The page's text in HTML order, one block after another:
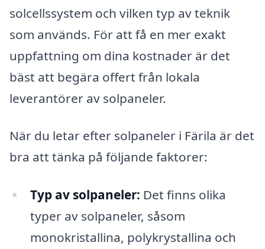
solcellssystem och vilken typ av teknik
som används. För att få en mer exakt
uppfattning om dina kostnader är det
bäst att begära offert från lokala
leverantörer av solpaneler.
När du letar efter solpaneler i Färila är det
bra att tänka på följande faktorer:
Typ av solpaneler: Det finns olika
typer av solpaneler, såsom
monokristallina, polykrystallina och